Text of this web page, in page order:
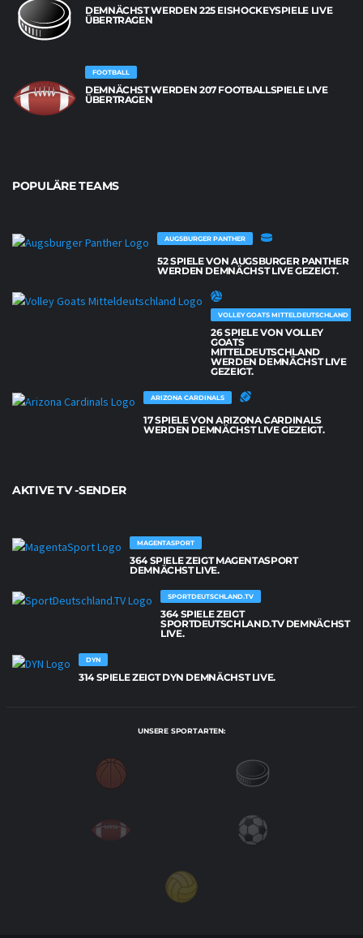
DEMNÄCHST WERDEN 225 EISHOCKEYSPIELE LIVE
ÜBERTRAGEN
FOOTBALL
DEMNÄCHST WERDEN 207 FOOTBALLSPIELE LIVE
ÜBERTRAGEN
POPULÄRE TEAMS
AUGSBURGER PANTHER
52 SPIELE VON AUGSBURGER PANTHER
WERDEN DEMNÄCHST LIVE GEZEIGT.
VOLLEY GOATS MITTELDEUTSCHLAND
26 SPIELE VON VOLLEY
GOATS
MITTELDEUTSCHLAND
WERDEN DEMNÄCHST LIVE
GEZEIGT.
ARIZONA CARDINALS
17 SPIELE VON ARIZONA CARDINALS
WERDEN DEMNÄCHST LIVE GEZEIGT.
AKTIVE TV -SENDER
MAGENTASPORT
364 SPIELE ZEIGT MAGENTASPORT
DEMNÄCHST LIVE.
SPORTDEUTSCHLAND.TV
364 SPIELE ZEIGT
SPORTDEUTSCHLAND.TV DEMNÄCHST
LIVE.
DYN
314 SPIELE ZEIGT DYN DEMNÄCHST LIVE.
UNSERE SPORTARTEN: